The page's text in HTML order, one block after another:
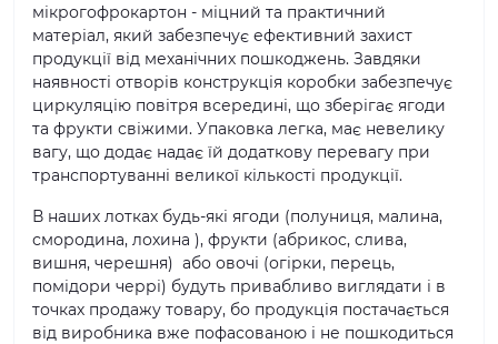
мікрогофрокартон - міцний та практичний
матеріал, який забезпечує ефективний захист
продукції від механічних пошкоджень. Завдяки
наявності отворів конструкція коробки забезпечує
циркуляцію повітря всередині, що зберігає ягоди
та фрукти свіжими. Упаковка легка, має невелику
вагу, що додає надає їй додаткову перевагу при
транспортуванні великої кількості продукції.
В наших лотках будь-які ягоди (полуниця, малина,
смородина, лохина ), фрукти (абрикос, слива,
вишня, черешня) або овочі (огірки, перець,
помідори черрі) будуть привабливо виглядати і в
точках продажу товару, бо продукція постачається
від виробника вже пофасованою і не пошкодиться